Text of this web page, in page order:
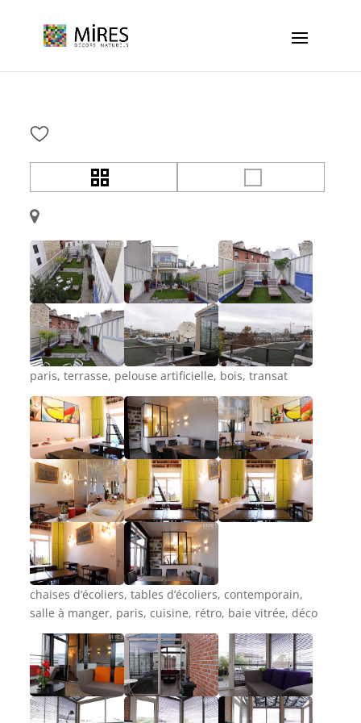
paris, terrasse, pelouse artificielle, bois, transat
chaises d’écoliers, tables d’écoliers, contemporain,
salle à manger, paris, cuisine, rétro, baie vitrée, déco